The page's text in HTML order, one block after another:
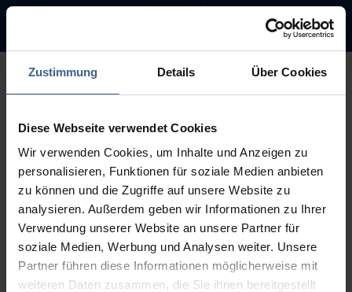
Zustimmung Details Über Cookies
Diese Webseite verwendet Cookies
Wir verwenden Cookies, um Inhalte und Anzeigen zu
personalisieren, Funktionen für soziale Medien anbieten
zu können und die Zugriffe auf unsere Website zu
analysieren. Außerdem geben wir Informationen zu Ihrer
Verwendung unserer Website an unsere Partner für
soziale Medien, Werbung und Analysen weiter. Unsere
Partner führen diese Informationen möglicherweise mit
weiteren Daten zusammen, die Sie ihnen bereitgestellt
Sorry, this page is not
available.
The link you followed may be broken or the page may have been
removed.
Back to homepage Go to search (Link offen)